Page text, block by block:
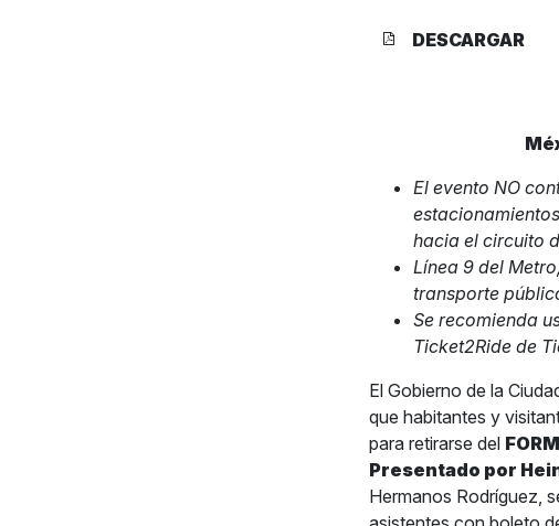
DESCARGAR
El evento NO
hacia el circuito
Línea 9 del
transporte
Se recomienda
Ticket2Ride de
El Gobierno de la
que habitantes y
para retirarse del
Presentado por
Hermanos Rodríguez,